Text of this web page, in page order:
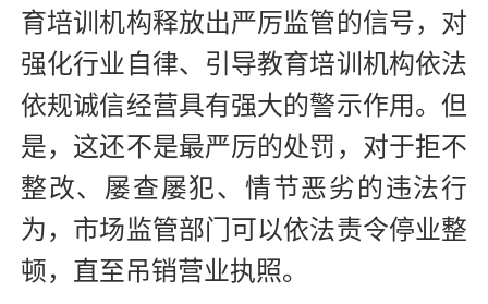
育培训机构释放出严厉监管的信号，对
强化行业自律、引导教育培训机构依法
依规诚信经营具有强大的警示作用。但
是，这还不是最严厉的处罚，对于拒不
整改、屡查屡犯、情节恶劣的违法行
为，市场监管部门可以依法责令停业整
顿，直至吊销营业执照。